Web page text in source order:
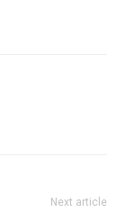
Next article